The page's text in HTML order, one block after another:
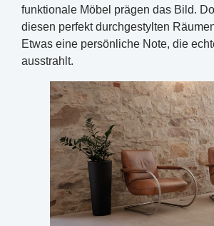
funktionale Möbel prägen das Bild.
diesen perfekt durchgestylten
Etwas eine persönliche Note, die
ausstrahlt.